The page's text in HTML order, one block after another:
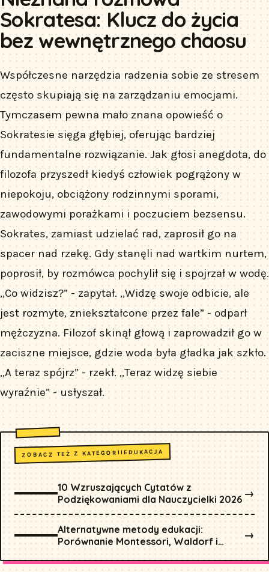
Sokratesa: Klucz do życia
bez wewnętrznego chaosu
Współczesne narzędzia radzenia sobie ze stresem
często skupiają się na zarządzaniu emocjami.
Tymczasem pewna mało znana opowieść o
Sokratesie sięga głębiej, oferując bardziej
fundamentalne rozwiązanie. Jak głosi anegdota, do
filozofa przyszedł kiedyś człowiek pogrążony w
niepokoju, obciążony rodzinnymi sporami,
zawodowymi porażkami i poczuciem bezsensu.
Sokrates, zamiast udzielać rad, zaprosił go na
spacer nad rzekę. Gdy stanęli nad wartkim nurtem,
poprosił, by rozmówca pochylił się i spojrzał w wodę.
„Co widzisz?” - zapytał. „Widzę swoje odbicie, ale
jest rozmyte, zniekształcone przez fale” - odparł
mężczyzna. Filozof skinął głową i zaprowadził go w
zaciszne miejsce, gdzie woda była gładka jak szkło.
„A teraz spójrz” - rzekł. „Teraz widzę siebie
wyraźnie” - usłyszał.
ZOBACZ TEŻ Z KATEGORIIEDUKACJA
10 Wzruszających Cytatów z
Podziękowaniami dla Nauczycielki 2026
→
Alternatywne metody edukacji:
Porównanie Montessori, Waldorf i
→